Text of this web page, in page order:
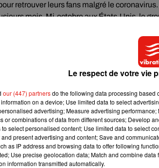
retrouver leurs fans malgré le
mois. Mi-octobre aux États-Unis, le
gonflables !
du groupe et spectateur était ainsi enfermé
distanciation le temps de la représentation.
train de danser.
Le respect de votre vie
our (447) partnersdo the following data processing based
on a device; Use limited data to select
advertising; Measure advertising
or combinations of data from different sources; Develop
select personalised content; Use limited data to select
present advertising and content; Save and
as IP address and browsing data to offer following
Use precise geolocation data; Match and combine
information transmitted automatically.